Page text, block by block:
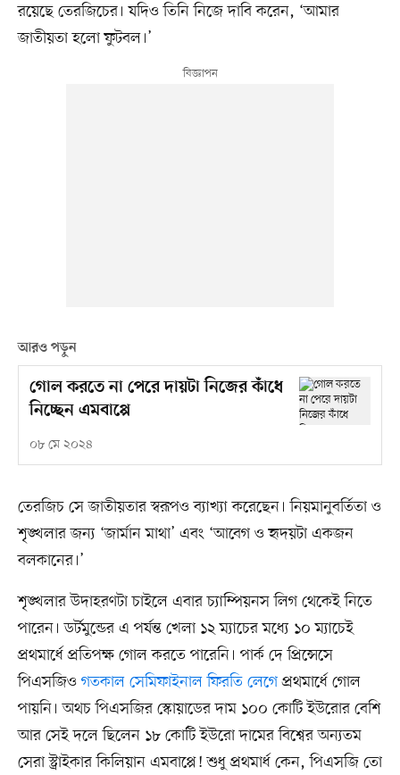
রয়েছে তেরজিচের। যদিও তিনি নিজে দাবি করেন, ‘আমার
জাতীয়তা হলো ফুটবল।’
আরও পড়ুন
গোল করতে না পেরে দায়টা নিজের কাঁধে
নিচ্ছেন এমবাপ্পে
০৮ মে ২০২৪
তেরজিচ সে জাতীয়তার স্বরূপও ব্যাখ্যা করেছেন। নিয়মানুবর্তিতা ও
শৃঙ্খলার জন্য ‘জার্মান মাথা’ এবং ‘আবেগ ও হৃদয়টা একজন
বলকানের।’
শৃঙ্খলার উদাহরণটা চাইলে এবার চ্যাম্পিয়নস লিগ থেকেই নিতে
পারেন। ডর্টমুন্ডের এ পর্যন্ত খেলা ১২ ম্যাচের মধ্যে ১০ ম্যাচেই
প্রথমার্ধে প্রতিপক্ষ গোল করতে পারেনি। পার্ক দে প্রিন্সেসে
পিএসজিও গতকাল সেমিফাইনাল ফিরতি লেগেপ্রথমার্ধে গোল
পায়নি। অথচ পিএসজির স্কোয়াডের দাম ১০০ কোটি ইউরোর বেশি
আর সেই দলে ছিলেন ১৮ কোটি ইউরো দামের বিশ্বের অন্যতম
সেরা স্ট্রাইকার কিলিয়ান এমবাপ্পে! শুধু প্রথমার্ধ কেন, পিএসজি তো